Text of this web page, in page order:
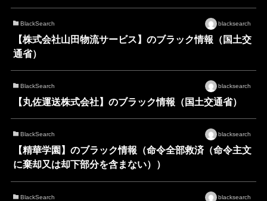
BlackSearch blacksearch
【株式会社山田物流サービス】のブラック情報（国土交
通省）
BlackSearch blacksearch
【丸佐運送株式会社】のブラック情報（国土交通省）
BlackSearch blacksearch
【精華学園】のブラック情報（命令全部救済（命令主文
に棄却又は却下部分を含まない））
BlackSearch blacksearch